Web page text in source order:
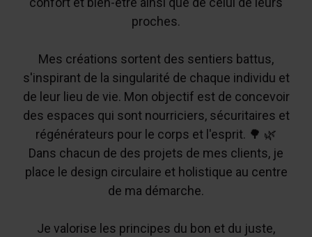
proches.
Mes créations sortent des sentiers battus,
s'inspirant de la singularité de chaque individu et
de leur lieu de vie. Mon objectif est de concevoir
des espaces qui sont nourriciers, sécuritaires et
régénérateurs pour le corps et l'esprit. 🌳 🌿
Dans chacun de des projets de mes clients, je
place le design circulaire et holistique au centre
de ma démarche.
Je valorise les principes du bon et du juste,